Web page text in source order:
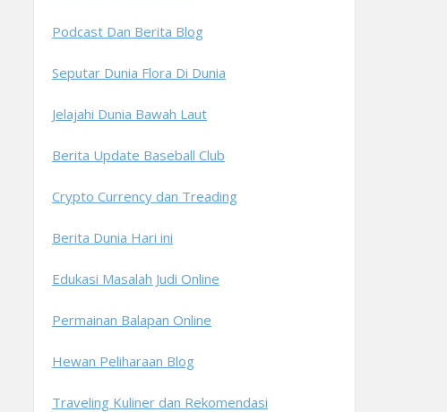
Podcast Dan Berita Blog
Seputar Dunia Flora Di Dunia
Jelajahi Dunia Bawah Laut
Berita Update Baseball Club
Crypto Currency dan Treading
Berita Dunia Hari ini
Edukasi Masalah Judi Online
Permainan Balapan Online
Hewan Peliharaan Blog
Traveling Kuliner dan Rekomendasi